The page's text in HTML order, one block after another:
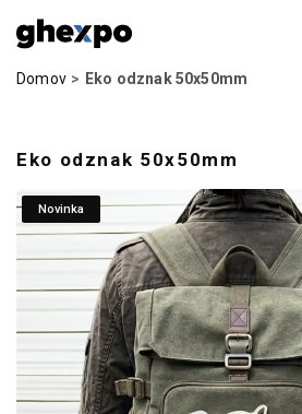
Domov Eko odznak 50x50mm
Eko odznak 50x50mm
Novinka